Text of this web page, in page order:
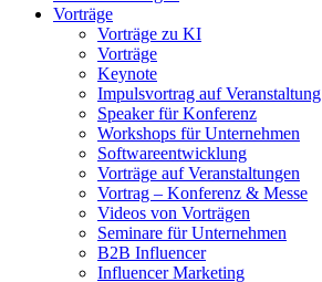
Vorträge
Vorträge zu KI
Vorträge
Keynote
Impulsvortrag auf Veranstaltung
Speaker für Konferenz
Workshops für Unternehmen
Softwareentwicklung
Vorträge auf Veranstaltungen
Vortrag – Konferenz & Messe
Videos von Vorträgen
Seminare für Unternehmen
B2B Influencer
Influencer Marketing